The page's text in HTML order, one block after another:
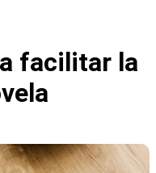
facilitar la